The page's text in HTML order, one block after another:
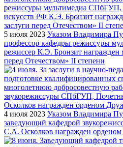
5 июля 2023 Указом Владимира
профессор кафедры режиссуры
режиссер К.Э. Бронзит награжден
перед Отечеством» II степени
4 июля 2023 Указом Владимира
заведующий кафедрой
С.А. Осколков награжден